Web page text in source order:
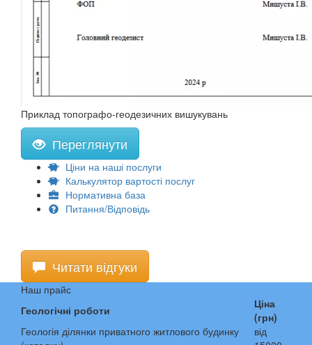
Приклад топографо-геодезичних вишукувань
Переглянути
Ціни на наші послуги
Калькулятор вартості послуг
Нормативна база
Питання/Відповідь
Читати відгуки
Наш прайс
Геологічні роботи
Ціна
(грн)
Геологія ділянки приватного житлового будинку
від